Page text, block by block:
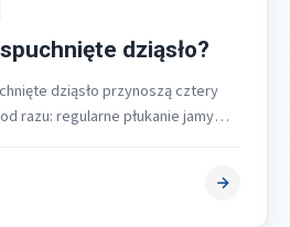
dziąsło?
dziąsło przynoszą cztery
razu: regularne płukanie jamy